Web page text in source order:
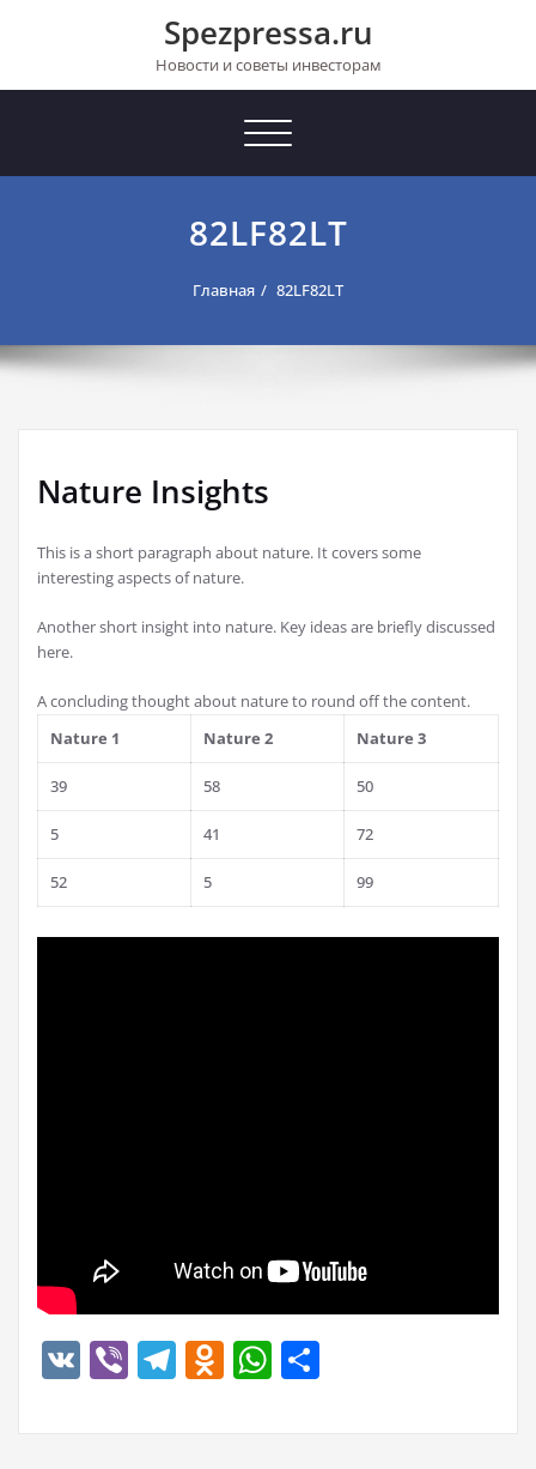
Spezpressa.ru
Новости и советы инвесторам
Toggle
82LF82LT
Главная 82LF82LT
Nature Insights
This is a short paragraph about nature. It covers some
interesting aspects of nature.
Another short insight into nature. Key ideas are briefly discussed
here.
A concluding thought about nature to round off the content.
Nature 1
Nature 2 Nature 3
39 58 50
5 41 72
52 5 99
VK ViberTelegram
Odnoklassniki
WhatsApp